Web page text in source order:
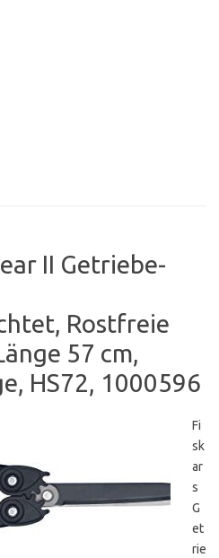
II Getriebe-
Rostfreie
57 cm,
HS72, 1000596
Fi
sk
ar
s
G
et
rie